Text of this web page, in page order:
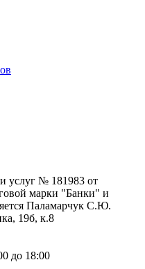
услуг № 181983 от
марки "Банки" и
Паламарчук С.Ю.
19б, к.8
до 18:00